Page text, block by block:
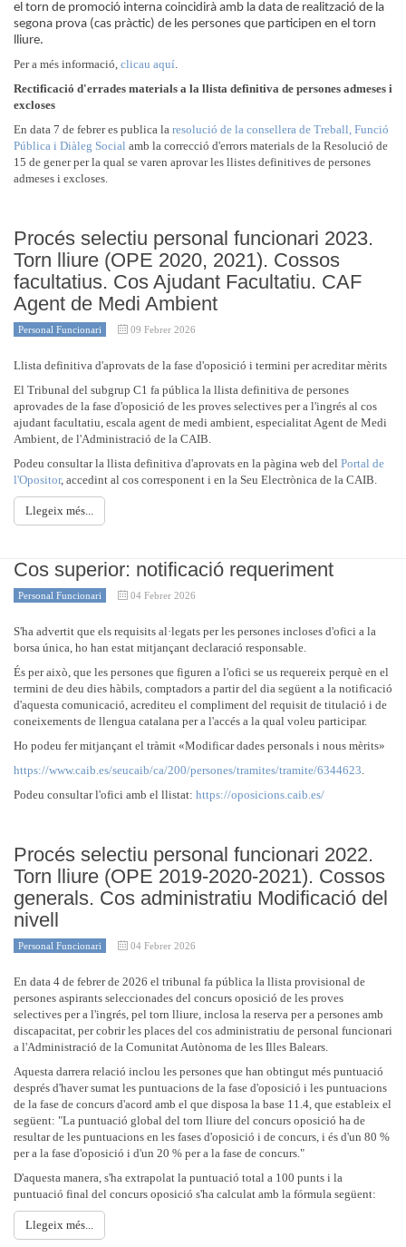
el torn de promoció interna coincidirà amb la data de realització de la
segona prova (cas pràctic) de les persones que participen en el torn
lliure.
Per a més informació, clicau aquí.
Rectificació d'errades materials a la llista definitiva de persones admeses i
excloses
En data 7 de febrer es publica la resolució de la consellera de Treball, Funció
Pública i Diàleg Social amb la correcció d'errors materials de la Resolució de
15 de gener per la qual se varen aprovar les llistes definitives de persones
admeses i excloses.
Procés selectiu personal funcionari 2023.
Torn lliure (OPE 2020, 2021). Cossos
facultatius. Cos Ajudant Facultatiu. CAF
Agent de Medi Ambient
Personal Funcionari 09 Febrer 2026
Llista definitiva d'aprovats de la fase d'oposició i termini per acreditar mèrits
El Tribunal del subgrup C1 fa pública la llista definitiva de persones
aprovades de la fase d'oposició de les proves selectives per a l'ingrés al cos
ajudant facultatiu, escala agent de medi ambient, especialitat Agent de Medi
Ambient, de l'Administració de la CAIB.
Podeu consultar la llista definitiva d'aprovats en la pàgina web del Portal de
l'Opositor, accedint al cos corresponent i en la Seu Electrònica de la CAIB.
Llegeix més...
Cos superior: notificació requeriment
Personal Funcionari 04 Febrer 2026
S'ha advertit que els requisits al·legats per les persones incloses d'ofici a la
borsa única, ho han estat mitjançant declaració responsable.
És per això, que les persones que figuren a l'ofici se us requereix perquè en el
termini de deu dies hàbils, comptadors a partir del dia següent a la notificació
d'aquesta comunicació, acrediteu el compliment del requisit de titulació i de
coneixements de llengua catalana per a l'accés a la qual voleu participar.
Ho podeu fer mitjançant el tràmit «Modificar dades personals i nous mèrits»
https://www.caib.es/seucaib/ca/200/persones/tramites/tramite/6344623.
Podeu consultar l'ofici amb el llistat: https://oposicions.caib.es/
Procés selectiu personal funcionari 2022.
Torn lliure (OPE 2019-2020-2021). Cossos
generals. Cos administratiu Modificació del
nivell
Personal Funcionari 04 Febrer 2026
En data 4 de febrer de 2026 el tribunal fa pública la llista provisional de
persones aspirants seleccionades del concurs oposició de les proves
selectives per a l'ingrés, pel torn lliure, inclosa la reserva per a persones amb
discapacitat, per cobrir les places del cos administratiu de personal funcionari
a l'Administració de la Comunitat Autònoma de les Illes Balears.
Aquesta darrera relació inclou les persones que han obtingut més puntuació
després d'haver sumat les puntuacions de la fase d'oposició i les puntuacions
de la fase de concurs d'acord amb el que disposa la base 11.4, que estableix el
següent: "La puntuació global del torn lliure del concurs oposició ha de
resultar de les puntuacions en les fases d'oposició i de concurs, i és d'un 80 %
per a la fase d'oposició i d'un 20 % per a la fase de concurs."
D'aquesta manera, s'ha extrapolat la puntuació total a 100 punts i la
puntuació final del concurs oposició s'ha calculat amb la fórmula següent:
Llegeix més...